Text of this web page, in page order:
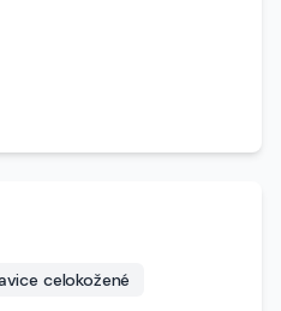
celokožené